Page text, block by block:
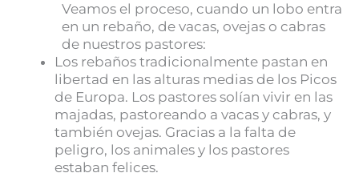
Veamos el proceso, cuando un lobo entra
en un rebaño, de vacas, ovejas o cabras
de nuestros pastores:
Los rebaños tradicionalmente pastan en
libertad en las alturas medias de los Picos
de Europa. Los pastores solían vivir en las
majadas, pastoreando a vacas y cabras, y
también ovejas. Gracias a la falta de
peligro, los animales y los pastores
estaban felices.